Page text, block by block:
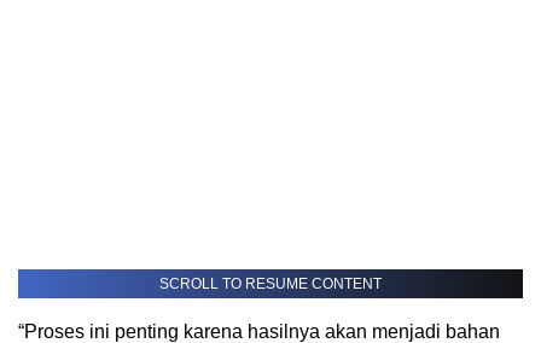
SCROLL TO RESUME CONTENT
“Proses ini penting karena hasilnya akan menjadi bahan